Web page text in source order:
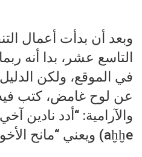
وبعد أن بدأت أعمال
التاسع عشر، بدا أنه
في الموقع، ولكن
عن لوح غامض، كتب فيه
aḫḫe) ويعني “مانح الأخوين”.